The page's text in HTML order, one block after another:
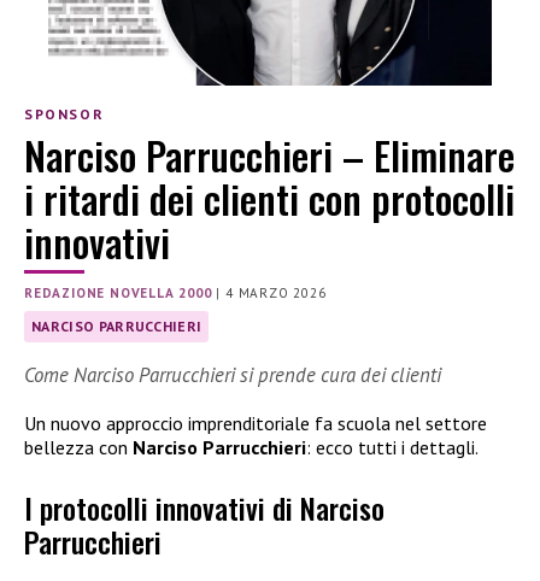
SPONSOR
Narciso Parrucchieri – Eliminare
i ritardi dei clienti con protocolli
innovativi
REDAZIONE NOVELLA 2000|4 MARZO 2026
NARCISO PARRUCCHIERI
Come Narciso Parrucchieri si prende cura dei clienti
Un nuovo approccio imprenditoriale fa scuola nel settore
bellezza con Narciso Parrucchieri: ecco tutti i dettagli.
I protocolli innovativi di Narciso
Parrucchieri